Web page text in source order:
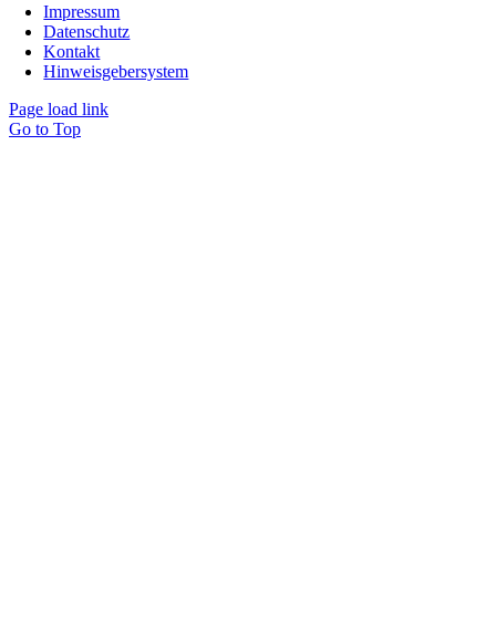
Impressum
Datenschutz
Kontakt
Hinweisgebersystem
Page load link
Go to Top